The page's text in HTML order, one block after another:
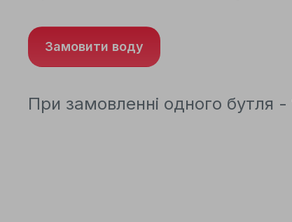
Замовити воду
При замовленні одного бутля -